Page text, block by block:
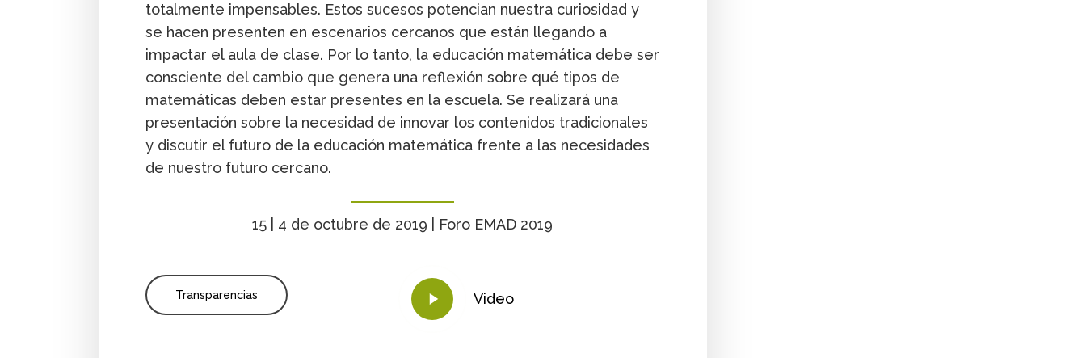
totalmente impensables. Estos sucesos potencian nuestra curiosidad y
se hacen presenten en escenarios cercanos que están llegando a
impactar el aula de clase. Por lo tanto, la educación matemática debe ser
consciente del cambio que genera una reflexión sobre qué tipos de
matemáticas deben estar presentes en la escuela. Se realizará una
presentación sobre la necesidad de innovar los contenidos tradicionales
y discutir el futuro de la educación matemática frente a las necesidades
de nuestro futuro cercano.
15 | 4 de octubre de 2019 | Foro EMAD 2019
Transparencias
Play
Video
Video